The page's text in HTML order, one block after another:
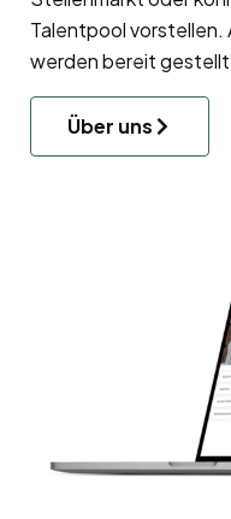
Talentpoolvorstellen.
werden bereit
Über uns